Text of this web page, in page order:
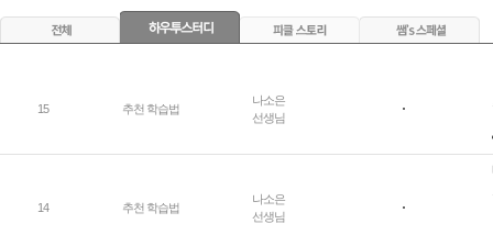
15 추천 학습법
나소은
선생님
14 추천 학습법
나소은
선생님